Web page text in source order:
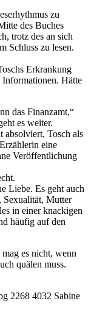
zu
des Buches
trotz des an sich
Schluss zu lesen.
Erkrankung
Hätte
das Finanzamt,“
es weiter.
absolviert, Tosch als
eine
Veröffentlichung
Liebe. Es geht auch
Sexualität, Mutter
in einer knackigen
häufig auf den
es nicht, wenn
quälen muss.
2268 4032 Sabine